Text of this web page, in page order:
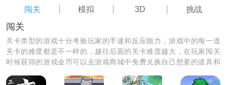
闯关 模拟 3D 挑战
闯关
关卡类型的游戏十分考验玩家的手速和反应能力，游戏中的每一道
关卡的难度都是不一样的，越往后面的关卡难度越大，在玩家闯关
时候获得的游戏金币可以去游戏商城中免费兑换自己想要的道具和
戏好友已经参与游戏中玩的不亦乐乎了，快来和他偶遇吧。